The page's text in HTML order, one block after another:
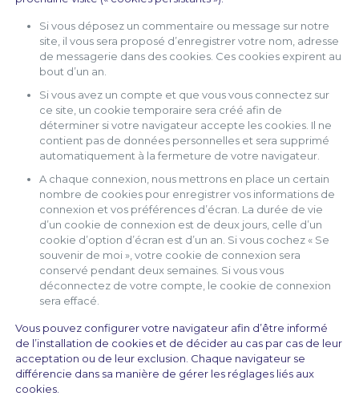
Si vous déposez un commentaire ou message sur notre
site, il vous sera proposé d’enregistrer votre nom, adresse
de messagerie dans des cookies. Ces cookies expirent au
bout d’un an.
Si vous avez un compte et que vous vous connectez sur
ce site, un cookie temporaire sera créé afin de
déterminer si votre navigateur accepte les cookies. Il ne
contient pas de données personnelles et sera supprimé
automatiquement à la fermeture de votre navigateur.
A chaque connexion, nous mettrons en place un certain
nombre de cookies pour enregistrer vos informations de
connexion et vos préférences d’écran. La durée de vie
d’un cookie de connexion est de deux jours, celle d’un
cookie d’option d’écran est d’un an. Si vous cochez « Se
souvenir de moi », votre cookie de connexion sera
conservé pendant deux semaines. Si vous vous
déconnectez de votre compte, le cookie de connexion
sera effacé.
Vous pouvez configurer votre navigateur afin d’être informé
de l’installation de cookies et de décider au cas par cas de leur
acceptation ou de leur exclusion. Chaque navigateur se
différencie dans sa manière de gérer les réglages liés aux
cookies.